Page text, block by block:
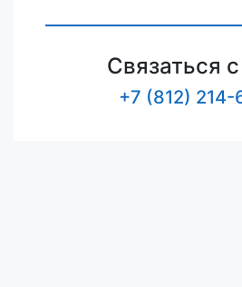
Связаться
+7 (812)